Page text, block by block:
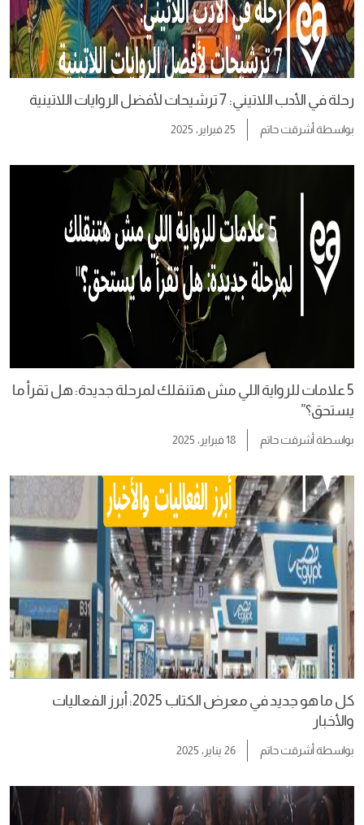
رحلة في الأدب اللاتيني: 7 ترشيحات لأفضل الروايات اللاتينية
بواسطةأشرقت حاتم 25 فبراير، 2025
5 علامات للرواية اللي مش هتنقلك لمرحلة جديدة: هل تقرأ ما
يستحق؟”
بواسطةأشرقت حاتم 18 فبراير، 2025
كل ما هو جديد في معرض الكتاب 2025: أبرز الفعاليات
والأخبار
بواسطةأشرقت حاتم 26 يناير، 2025